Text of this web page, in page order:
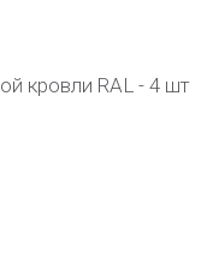
кровли RAL - 4 шт